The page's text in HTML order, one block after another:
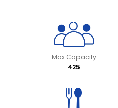
Max Capacity
425